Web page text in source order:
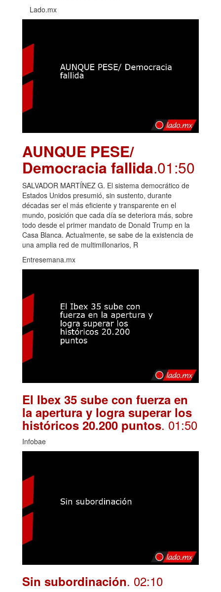
Lado.mx
AUNQUE PESE/
Democracia fallida.01:50
SALVADOR MARTÍNEZ G. El sistema democrático de
Estados Unidos presumió, sin sustento, durante
décadas ser el más eficiente y transparente en el
mundo, posición que cada día se deteriora más, sobre
todo desde el primer mandato de Donald Trump en la
Casa Blanca. Actualmente, se sabe de la existencia de
una amplia red de multimillonarios, R
Entresemana.mx
El Ibex 35 sube con fuerza en
la apertura y logra superar los
históricos 20.200 puntos. 01:50
Infobae
Sin subordinación. 02:10